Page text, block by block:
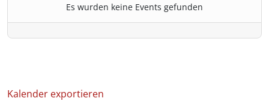
Es wurden keine Events gefunden
Kalender exportieren